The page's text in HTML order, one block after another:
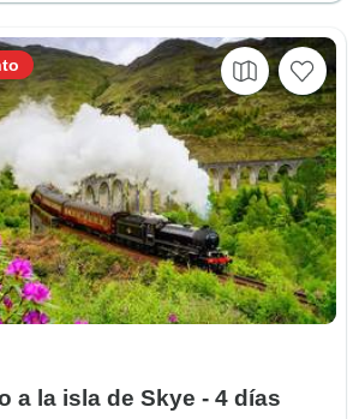
a la isla de Skye - 4 días